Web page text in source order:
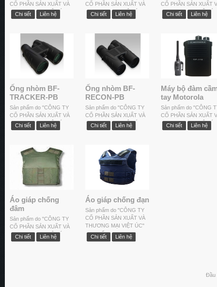
CỔ PHẦN SẢN XUẤT VÀ
THƯƠNG MẠI VIỆT ÚC"
cung cấp.
Chi tiết Liên hệ
CỔ PHẦN SẢN XUẤT VÀ
THƯƠNG MẠI VIỆT ÚC"
cung cấp.
Chi tiết Liên hệ
CỔ PHẦN SẢN XUẤT
THƯƠNG MẠI VIỆT
cung cấp.
Chi tiết Liên hệ
Ống nhòm BF-
TRACKER-PB
Sản phẩm do "CÔNG TY
CỔ PHẦN SẢN XUẤT VÀ
THƯƠNG MẠI VIỆT ÚC"
cung cấp.
Chi tiết Liên hệ
Ống nhòm BF-
RECON-PB
Sản phẩm do "CÔNG TY
CỔ PHẦN SẢN XUẤT VÀ
THƯƠNG MẠI VIỆT ÚC"
cung cấp.
Chi tiết Liên hệ
Máy bộ đàm
tay Motorola
Sản phẩm do "CÔNG
CỔ PHẦN SẢN XUẤT
THƯƠNG MẠI VIỆT
cung cấp.
Chi tiết Liên hệ
Áo giáp chống
đâm
Sản phẩm do "CÔNG TY
CỔ PHẦN SẢN XUẤT VÀ
THƯƠNG MẠI VIỆT ÚC"
cung cấp.
Chi tiết Liên hệ
Áo giáp chống đạn
Sản phẩm do "CÔNG TY
CỔ PHẦN SẢN XUẤT VÀ
THƯƠNG MẠI VIỆT ÚC"
cung cấp.
Chi tiết Liên hệ
Đầu